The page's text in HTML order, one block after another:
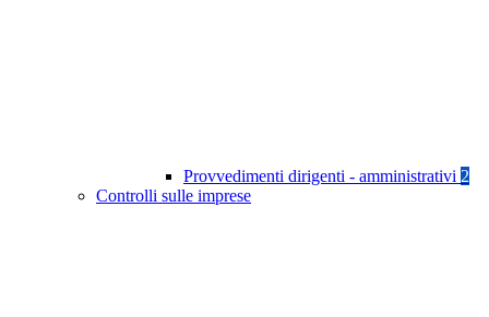
Provvedimenti dirigenti - amministrativi 2
Controlli sulle imprese